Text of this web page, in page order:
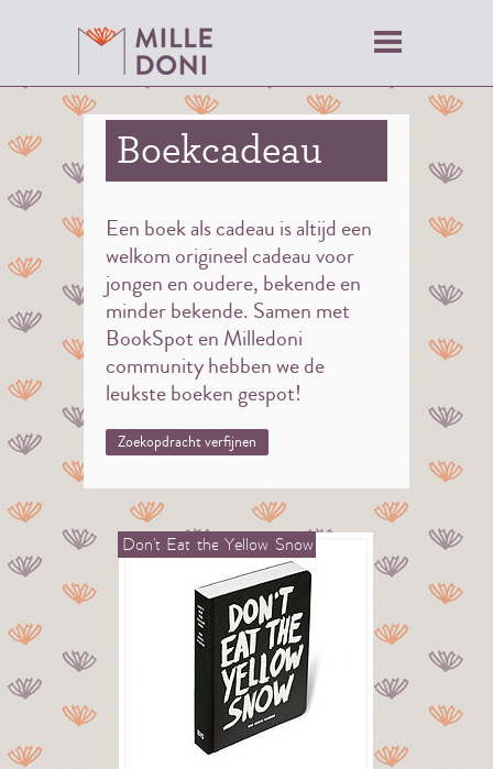
Boekcadeau
Een boek als cadeau is altijd een
welkom origineel cadeau voor
jongen en oudere, bekende en
minder bekende. Samen met
BookSpot en Milledoni
community hebben we de
leukste boeken gespot!
Zoekopdracht verfijnen
Don't Eat the Yellow Snow